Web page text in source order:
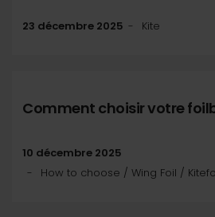
23 décembre 2025 Kite
Comment choisir votre
10 décembre 2025
How to choose / Wing Foil /